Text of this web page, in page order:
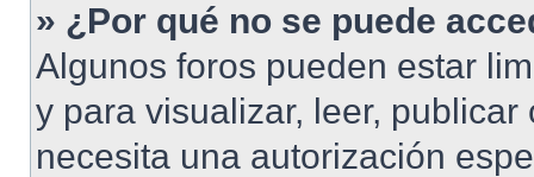
» ¿Por qué no se puede
Algunos foros pueden estar
y para visualizar, leer,
necesita una autorización